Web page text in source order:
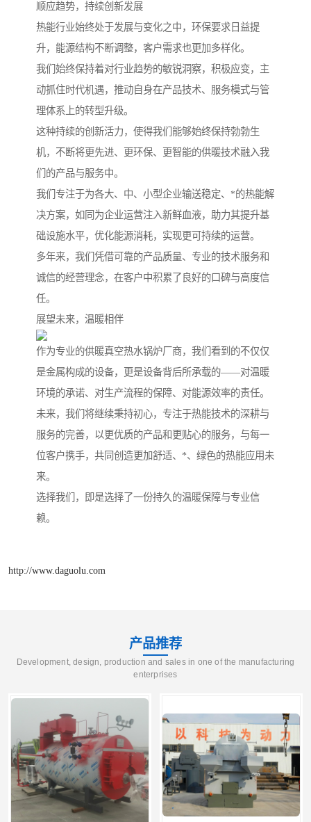
顺应趋势，持续创新发展
热能行业始终处于发展与变化之中，环保要求日益提
升，能源结构不断调整，客户需求也更加多样化。
我们始终保持着对行业趋势的敏锐洞察，积极应变，主
动抓住时代机遇，推动自身在产品技术、服务模式与管
理体系上的转型升级。
这种持续的创新活力，使得我们能够始终保持勃勃生
机，不断将更先进、更环保、更智能的供暖技术融入我
们的产品与服务中。
我们专注于为各大、中、小型企业输送稳定、*的热能解
决方案，如同为企业运营注入新鲜血液，助力其提升基
础设施水平，优化能源消耗，实现更可持续的运营。
多年来，我们凭借可靠的产品质量、专业的技术服务和
诚信的经营理念，在客户中积累了良好的口碑与高度信
任。
展望未来，温暖相伴
作为专业的供暖真空热水锅炉厂商，我们看到的不仅仅
是金属构成的设备，更是设备背后所承载的——对温暖
环境的承诺、对生产流程的保障、对能源效率的责任。
未来，我们将继续秉持初心，专注于热能技术的深耕与
服务的完善，以更优质的产品和更贴心的服务，与每一
位客户携手，共同创造更加舒适、*、绿色的热能应用未
来。
选择我们，即是选择了一份持久的温暖保障与专业信
赖。
http://www.daguolu.com
产品推荐
Development, design, production and sales in one of the manufacturing
enterprises